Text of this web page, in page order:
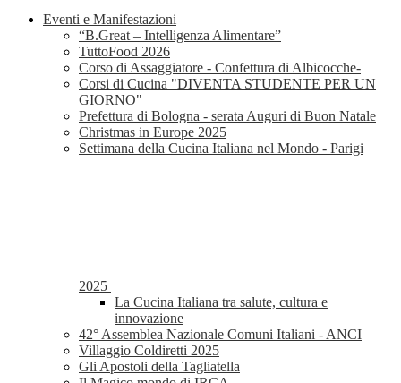
Eventi e Manifestazioni
“B.Great – Intelligenza Alimentare”
TuttoFood 2026
Corso di Assaggiatore - Confettura di Albicocche-
Corsi di Cucina "DIVENTA STUDENTE PER UN
GIORNO"
Prefettura di Bologna - serata Auguri di Buon Natale
Christmas in Europe 2025
Settimana della Cucina Italiana nel Mondo - Parigi
2025
La Cucina Italiana tra salute, cultura e
innovazione
42° Assemblea Nazionale Comuni Italiani - ANCI
Villaggio Coldiretti 2025
Gli Apostoli della Tagliatella